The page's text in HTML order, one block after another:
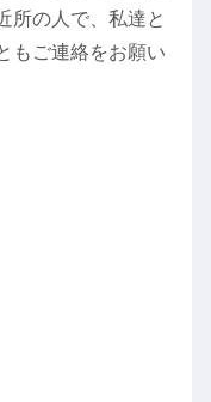
所の人で、私達と
もご連絡をお願い